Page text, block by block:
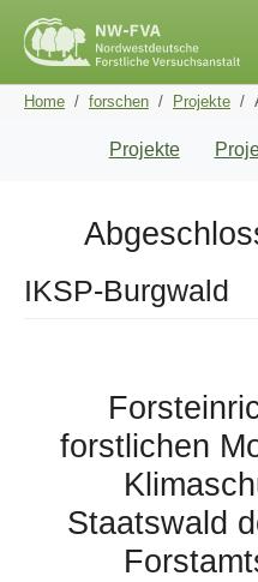
You are here:
Home forschen Projekte
Projekte
IKSP-Burgwald
forstlichen
Staatswald